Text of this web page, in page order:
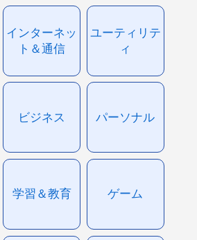
インターネッ
ト＆通信
ユーティリテ
ィ
ビジネス パーソナル
学習＆教育 ゲーム